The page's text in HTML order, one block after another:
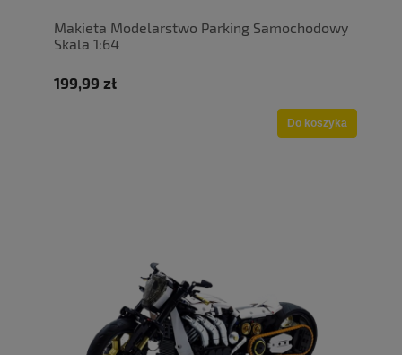
Makieta Modelarstwo Parking Samochodowy
Skala 1:64
199,99 zł
Do koszyka